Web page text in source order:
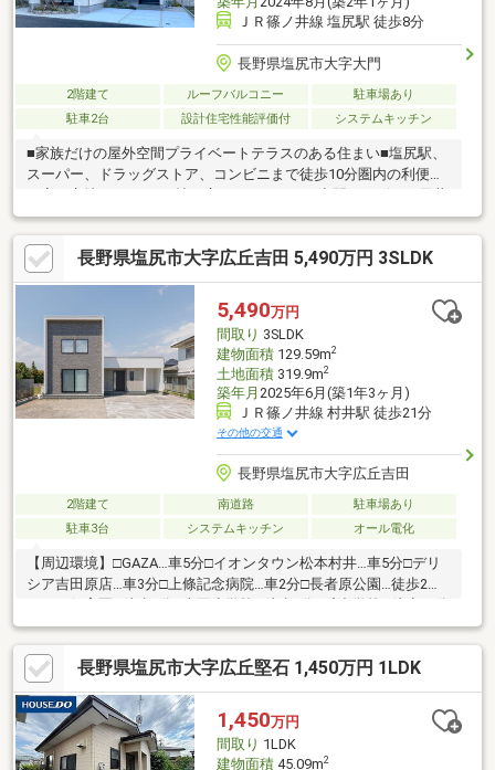
ＪＲ篠ノ井線 塩尻駅 徒歩8分
長野県塩尻市大字大門
2階建て ルーフバルコニー
駐車場あり
駐車2台
設計住宅性能評価付 システムキッチン
■家族だけの屋外空間プライベートテラスのある住まい■塩尻駅、
スーパー、ドラッグストア、コンビニまで徒歩10分圏内の利便性
高は3ｍ20ｃｍでおおらかに暮らせます。■リビング前には家族だ
けの屋外空間プライベートテラス。ご家族でＢＢＱやお子様のプ
ール遊びなど楽しめます。■共働き子育て世帯の時間の合理化と
家族のプライバシーを確保した「脱衣洗面セパレート設計」■1階
の洋室は客間やファミリークロゼットなど、さまざまな用途で使
えます。
長野県塩尻市大字広丘吉田 5,490万円 3SLDK
5,490万円
間取り 3SLDK
建物面積129.59m2
土地面積319.9m2
築年月 2025年6月(築1年3ヶ月)
ＪＲ篠ノ井線 村井駅 徒歩21分
その他の交通
長野県塩尻市大字広丘吉田
2階建て 南道路
駐車場あり
駐車3台
システムキッチン オール電化
【周辺環境】□GAZA…車5分□イオンタウン松本村井…車5分□デリ
シア吉田原店…車3分□上條記念病院…車2分□長者原公園…徒歩2分□
【おすすめポイント】◆人気のモデルハウス、ついに販売開
始！ 家事動線・収納・快適さ・デザイン こだわり多数の特別
な一邸！◆家具・カーテン・照明・エアコン2台付 すぐにお洒
落な新生活を開始できます◆土地面積はゆとりの96坪！ 広々駐
車スペースに加え、 のびのびとしたお庭も確保◆商業施設車5
分、小学校徒歩8分 塩尻北ＩＣまで車2分！ お買い物や通勤通
学に便利
長野県塩尻市大字広丘堅石 1,450万円 1LDK
1,450万円
間取り 1LDK
建物面積45.09m2